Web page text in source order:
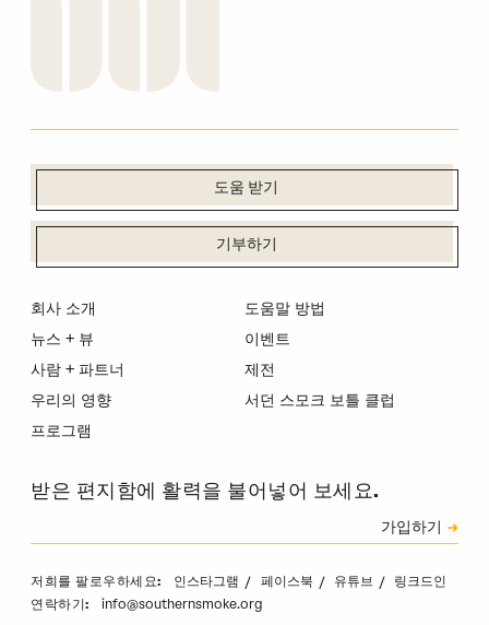
도움 받기
기부하기
회사 소개
뉴스 + 뷰
사람 + 파트너
우리의 영향
프로그램
도움말 방법
이벤트
제전
서던 스모크 보틀 클럽
받은 편지함에 활력을 불어넣어 보세요.
캡차
가입하기
저희를 팔로우하세요: 인스타그램 페이스북 유튜브 링크드인
연락하기: info@southernsmoke.org